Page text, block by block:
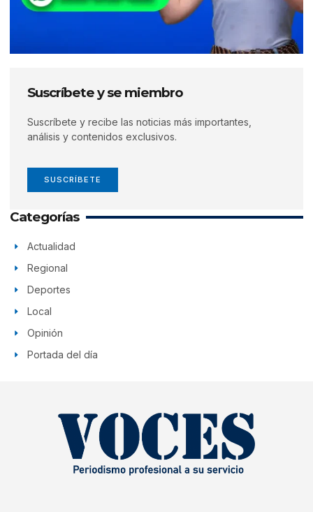
Suscríbete y se miembro
Suscríbete y recibe las noticias más importantes,
análisis y contenidos exclusivos.
SUSCRÍBETE
Categorías
Actualidad
Regional
Deportes
Local
Opinión
Portada del día